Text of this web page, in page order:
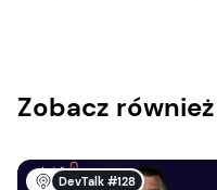
Zobacz również
DevTalk #128